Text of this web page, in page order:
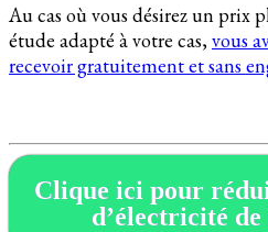
Au cas où vous désirez un prix
étude adapté à votre cas,vous
recevoir gratuitement et sans
Clique ici pour
d’électricité